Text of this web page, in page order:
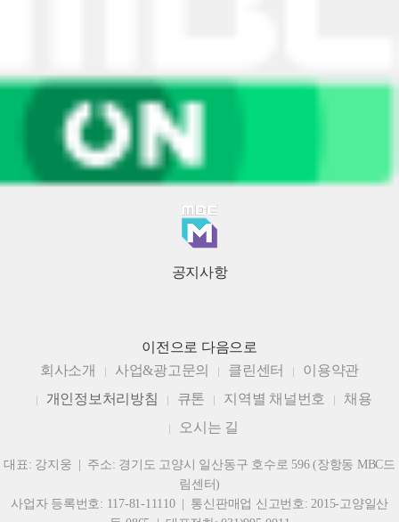
공지사항
이전으로 다음으로
회사소개
사업&광고문의 클린센터
이용약관
개인정보처리방침
큐톤 지역별 채널번호
채용
오시는 길
대표: 강지웅 | 주소: 경기도 고양시 일산동구 호수로 596 (장항동 MBC드
림센터)
사업자 등록번호: 117-81-11110 | 통신판매업 신고번호: 2015-고양일산